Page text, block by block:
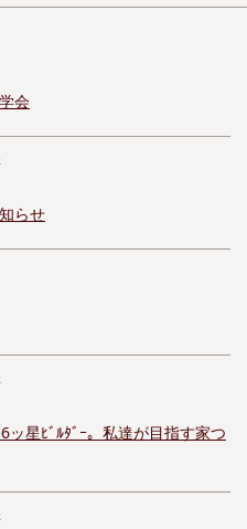
会
らせ
ッ星ﾋﾞﾙﾀﾞｰ。私達が目指す家つ